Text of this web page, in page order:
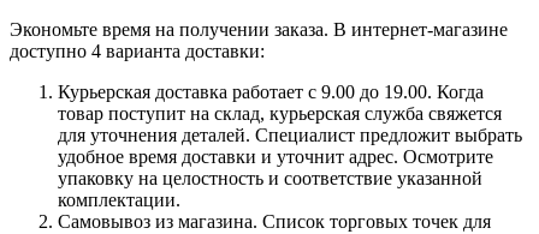
Экономьте время на получении заказа. В интернет-магазине
доступно 4 варианта доставки:
Курьерская доставка работает с 9.00 до 19.00. Когда
товар поступит на склад, курьерская служба свяжется
для уточнения деталей. Специалист предложит выбрать
удобное время доставки и уточнит адрес. Осмотрите
упаковку на целостность и соответствие указанной
комплектации.
Самовывоз из магазина. Список торговых точек для